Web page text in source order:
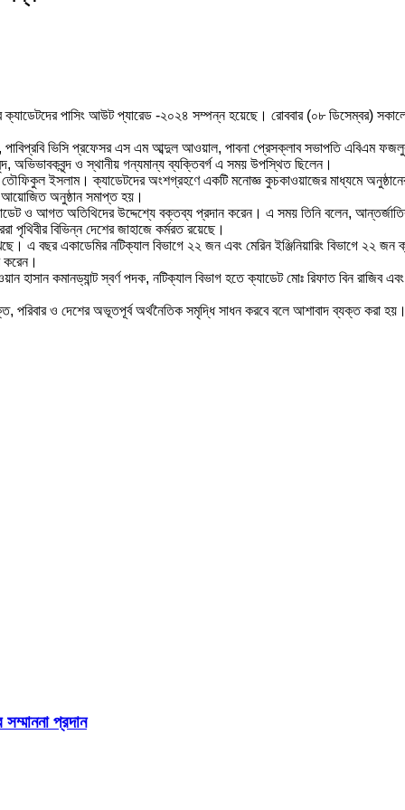
ক্যাডেটদের পাসিং আউট প্যারেড -২০২৪ সম্পন্ন হয়েছে। রোববার (০৮ ডিসেম্বর)
পাবিপ্রবি ভিসি প্রফেসর এস এম আব্দুল আওয়াল, পাবনা প্রেসক্লাব সভাপতি এবিএম
অভিভাবকবৃন্দ ও স্থানীয় গন্যমান্য ব্যক্তিবর্গ এ সময় উপস্থিত ছিলেন।
তৌফিকুল ইসলাম। ক্যাডেটদের অংশগ্রহণে একটি মনোজ্ঞ কুচকাওয়াজের মাধ্যমে
আয়োজিত অনুষ্ঠান সমাপ্ত হয়।
ও আগত অতিথিদের উদ্দেশ্যে বক্তব্য প্রদান করেন। এ সময় তিনি বলেন, আন্তর্জাতিক
পৃথিবীর বিভিন্ন দেশের জাহাজে কর্মরত রয়েছে।
এ বছর একাডেমির নটিক্যাল বিভাগে ২২ জন এবং মেরিন ইঞ্জিনিয়ারিং বিভাগে ২২
করেন।
হাসান কমানড্যান্ট স্বর্ণ পদক, নটিক্যাল বিভাগ হতে ক্যাডেট মোঃ রিফাত বিন রাজিব
পরিবার ও দেশের অভূতপূর্ব অর্থনৈতিক সমৃদ্ধি সাধন করবে বলে আশাবাদ ব্যক্ত করা হয়।
প্রদান